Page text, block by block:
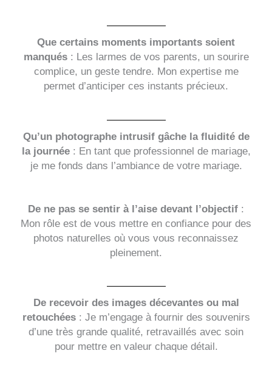
Que certains moments importants soient
manqués: Les larmes de vos parents, un sourire
complice, un geste tendre. Mon expertise me
permet d’anticiper ces instants précieux.
Qu’un photographe intrusif gâche la fluidité de
la journée: En tant que professionnel de mariage,
je me fonds dans l’ambiance de votre mariage.
De ne pas se sentir à l’aise devant l’objectif :
Mon rôle est de vous mettre en confiance pour des
photos naturelles où vous vous reconnaissez
pleinement.
De recevoir des images décevantes ou mal
retouchées: Je m’engage à fournir des souvenirs
d’une très grande qualité, retravaillés avec soin
pour mettre en valeur chaque détail.